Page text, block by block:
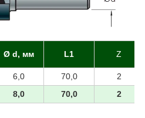
Ø d, мм L1 Z
6,0 70,0
2
8,0 70,0 2